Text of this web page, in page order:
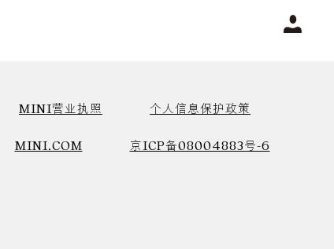
MINI营业执照 个人信息保护政策
MINI.COM 京ICP备08004883号-6